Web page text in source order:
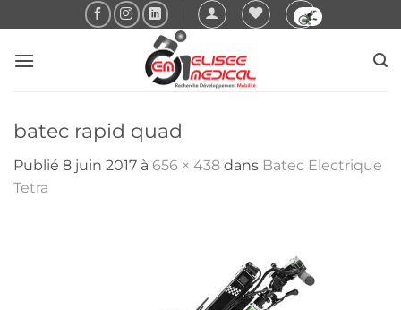
au
contenu
batec rapid quad
Publié 8 juin 2017 à 656 × 438 dans Batec Electrique
Tetra